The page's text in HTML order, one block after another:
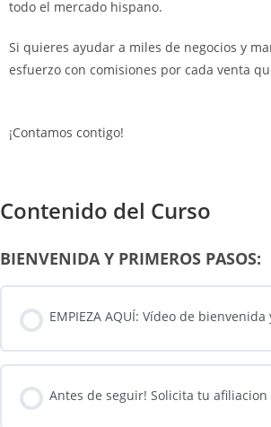
todo el mercado hispano.
Si quieres ayudar a miles de negocios y
esfuerzo con comisiones por cada venta
¡Contamos contigo!
Contenido del Curso
BIENVENIDA Y PRIMEROS PASOS:
EMPIEZA AQUÍ: Vídeo de
Antes de seguir! Solicita tu